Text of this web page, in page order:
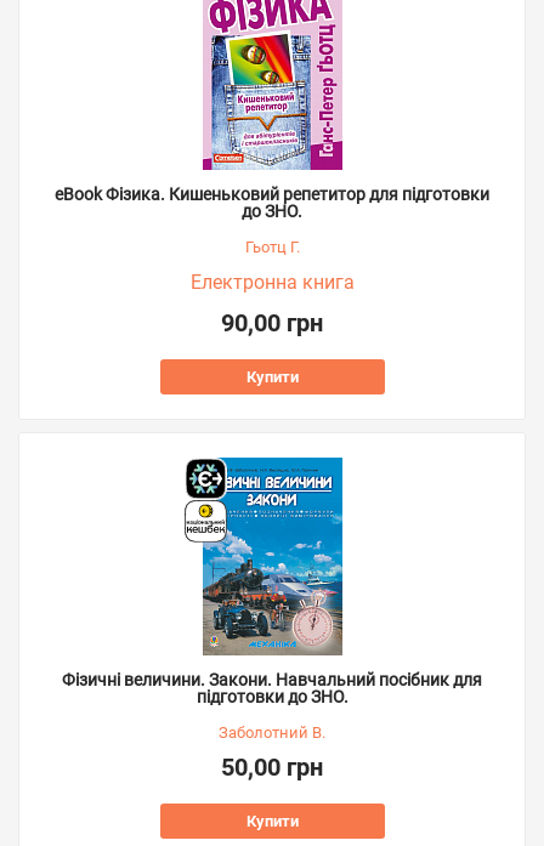
eBook Фізика. Кишеньковий репетитор для підготовки
до ЗНО.
Гьотц Г.
Електронна книга
90,00 грн
Купити
Фізичні величини. Закони. Навчальний посібник для
підготовки до ЗНО.
Заболотний В.
50,00 грн
Купити